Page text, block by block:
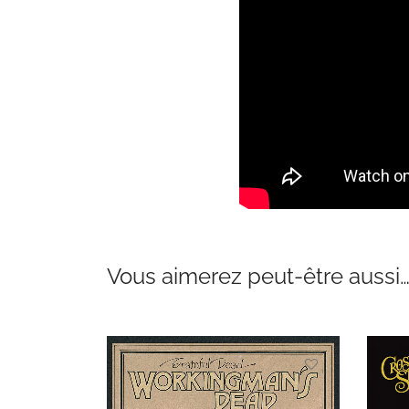
Vous aimerez peut-être aussi…